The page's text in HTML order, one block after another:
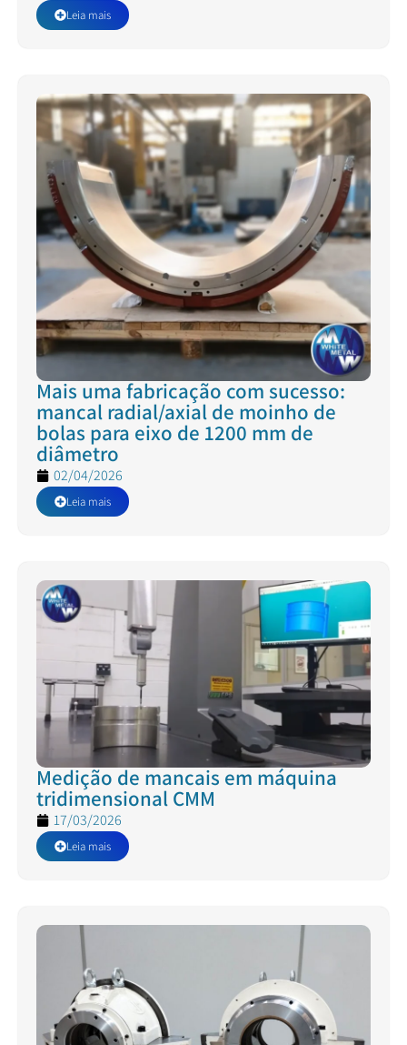
Leia mais
Mais uma fabricação com sucesso:
mancal radial/axial de moinho de
bolas para eixo de 1200 mm de
diâmetro
02/04/2026
Leia mais
Medição de mancais em máquina
tridimensional CMM
17/03/2026
Leia mais